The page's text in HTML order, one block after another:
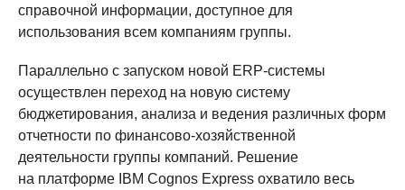
справочной информации, доступное для
использования всем компаниям группы.
Параллельно с запуском новой ERP-системы
осуществлен переход на новую систему
бюджетирования, анализа и ведения различных форм
отчетности по финансово-хозяйственной
деятельности группы компаний. Решение
на платформе IBM Cognos Express охватило весь